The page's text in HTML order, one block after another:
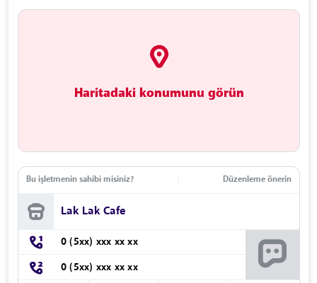
Haritadaki konumunu görün
Bu işletmenin sahibi misiniz? Düzenleme önerin
Lak Lak Cafe
0 (5xx) xxx xx xx
0 (5xx) xxx xx xx